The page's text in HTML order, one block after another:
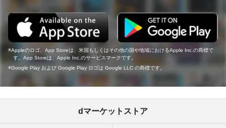
Appleのロゴ、App Storeは、米国もしくはその他の国や地域におけるApple Inc.の商標で
す。App Storeは、Apple Inc.のサービスマークです。
Google Play および Google Play ロゴは Google LLC の商標です。
dマーケットストア